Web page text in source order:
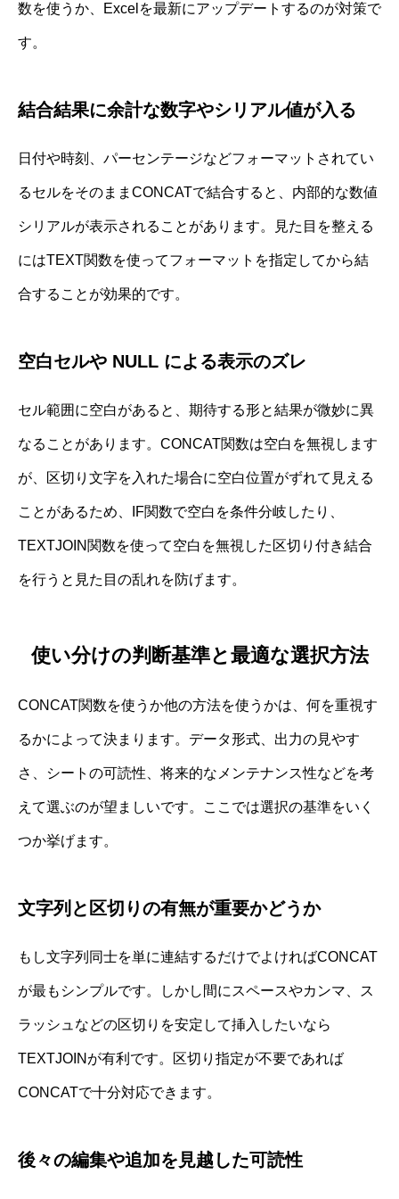
数を使うか、Excelを最新にアップデートするのが対策で
す。
結合結果に余計な数字やシリアル値が入る
日付や時刻、パーセンテージなどフォーマットされてい
るセルをそのままCONCATで結合すると、内部的な数値
シリアルが表示されることがあります。見た目を整える
にはTEXT関数を使ってフォーマットを指定してから結
合することが効果的です。
空白セルや NULL による表示のズレ
セル範囲に空白があると、期待する形と結果が微妙に異
なることがあります。CONCAT関数は空白を無視します
が、区切り文字を入れた場合に空白位置がずれて見える
ことがあるため、IF関数で空白を条件分岐したり、
TEXTJOIN関数を使って空白を無視した区切り付き結合
を行うと見た目の乱れを防げます。
使い分けの判断基準と最適な選択方法
CONCAT関数を使うか他の方法を使うかは、何を重視す
るかによって決まります。データ形式、出力の見やす
さ、シートの可読性、将来的なメンテナンス性などを考
えて選ぶのが望ましいです。ここでは選択の基準をいく
つか挙げます。
文字列と区切りの有無が重要かどうか
もし文字列同士を単に連結するだけでよければCONCAT
が最もシンプルです。しかし間にスペースやカンマ、ス
ラッシュなどの区切りを安定して挿入したいなら
TEXTJOINが有利です。区切り指定が不要であれば
CONCATで十分対応できます。
後々の編集や追加を見越した可読性